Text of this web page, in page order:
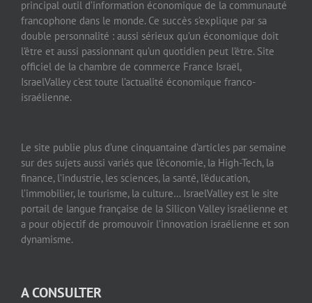
principal outil d’information économique de la communauté
francophone dans le monde. Ce succès s’explique par sa
double personnalité : aussi sérieux qu’un économique doit
l’être et aussi passionnant qu’un quotidien peut l’être. Site
officiel de la chambre de commerce France Israël,
IsraelValley c’est toute l’actualité économique franco-
israélienne.
Le site publie plus d’une cinquantaine d’articles par semaine
sur des sujets aussi variés que l’économie, la High-Tech, la
finance, l’industrie, les sciences, la santé, l’éducation,
l’immobilier, le tourisme, la culture… IsraelValley est le site
portail de langue française de la Silicon Valley israélienne et
a pour objectif de promouvoir l’innovation israélienne et son
dynamisme.
A CONSULTER